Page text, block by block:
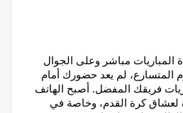
مباشر وعلى الجوال
المتسارع، لم يعد حضورك أمام
فريقك المفضل. أصبح الهاتف
لعشاق كرة القدم، وخاصة في